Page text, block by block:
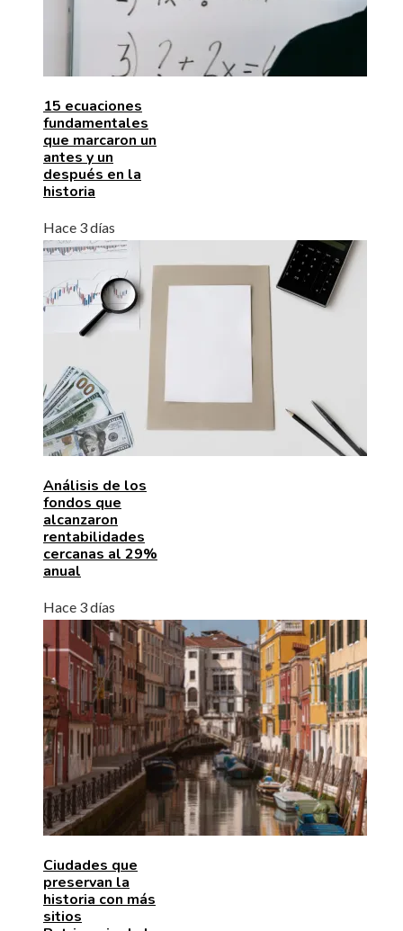
15 ecuaciones
fundamentales
que marcaron un
antes y un
después en la
historia
Hace 3 días
Análisis de los
fondos que
alcanzaron
rentabilidades
cercanas al 29%
anual
Hace 3 días
Ciudades que
preservan la
historia con más
sitios